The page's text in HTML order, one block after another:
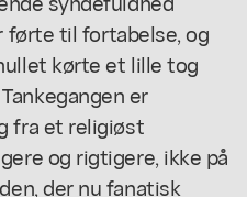
til fortabelse, og
kørte et lille tog
er
fra et religiøst
og rigtigere, ikke på
der nu fanatisk